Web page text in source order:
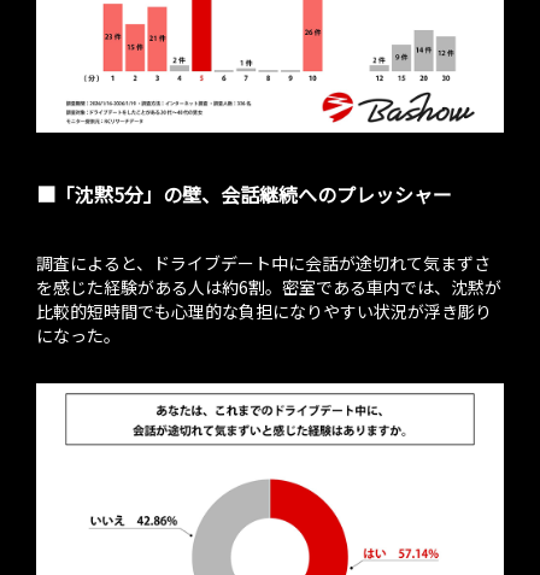
■「沈黙5分」の壁、会話継続へのプレッシャー
調査によると、ドライブデート中に会話が途切れて気まずさ
を感じた経験がある人は約6割。密室である車内では、沈黙が
比較的短時間でも心理的な負担になりやすい状況が浮き彫り
になった。